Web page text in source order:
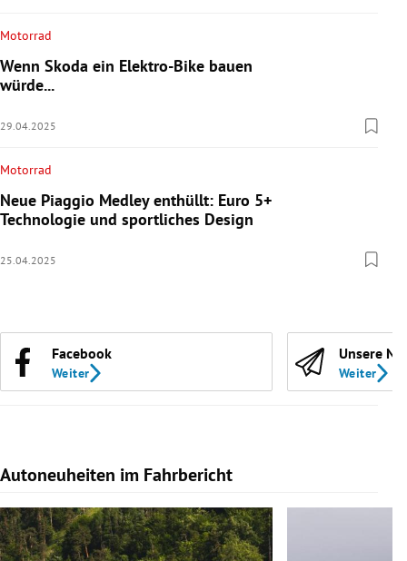
Motorrad
Wenn Skoda ein Elektro-Bike bauen
würde...
29.04.2025
Motorrad
Neue Piaggio Medley enthüllt: Euro 5+
Technologie und sportliches Design
25.04.2025
Facebook
Weiter
Unsere
Weiter
Autoneuheiten im Fahrbericht
Slide 1 von 7